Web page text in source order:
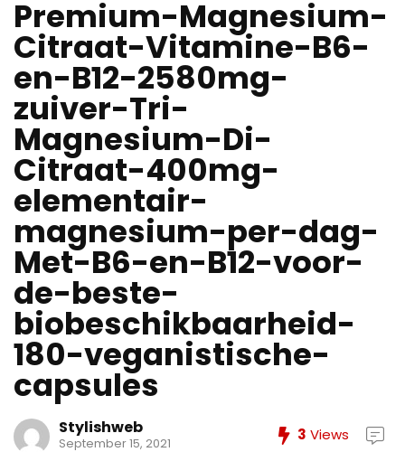
Premium-Magnesium-
Citraat-Vitamine-B6-
en-B12-2580mg-
zuiver-Tri-
Magnesium-Di-
Citraat-400mg-
elementair-
magnesium-per-dag-
Met-B6-en-B12-voor-
de-beste-
biobeschikbaarheid-
180-veganistische-
capsules
Stylishweb
September 15, 2021 3 Views